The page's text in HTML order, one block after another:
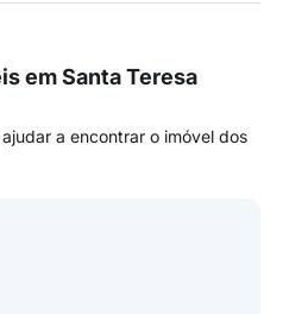
em Santa Teresa
a encontrar o imóvel dos